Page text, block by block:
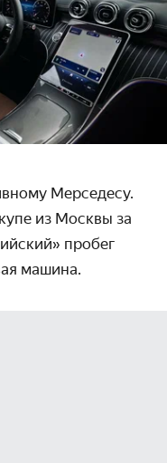
Мерседесу.
из Москвы за
пробег
машина.